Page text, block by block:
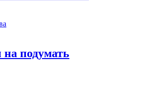
подумать